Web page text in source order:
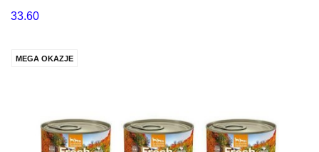
33.60
MEGA OKAZJE